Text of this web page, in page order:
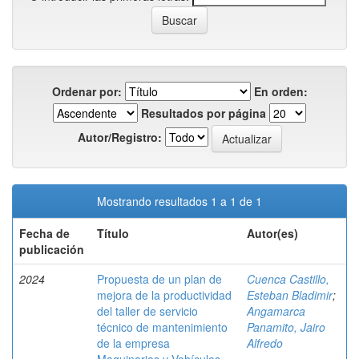
Ordenar por:
En orden:
Resultados por página
Autor/Registro:
Mostrando resultados 1 a 1 de 1
Fecha de
publicación
Título Autor(es)
2024
Propuesta de un plan de
mejora de la productividad
del taller de servicio
técnico de mantenimiento
de la empresa
Cuenca Castillo,
Esteban Bladimir;
Angamarca
Panamito, Jairo
Alfredo